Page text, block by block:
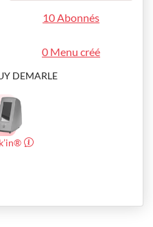
10 Abonnés
0 Menu créé
DEMARLE